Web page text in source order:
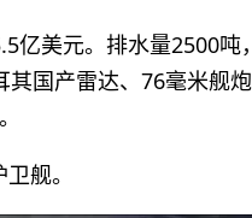
亿美元。排水量2500吨
国产雷达、76毫米舰
舰。